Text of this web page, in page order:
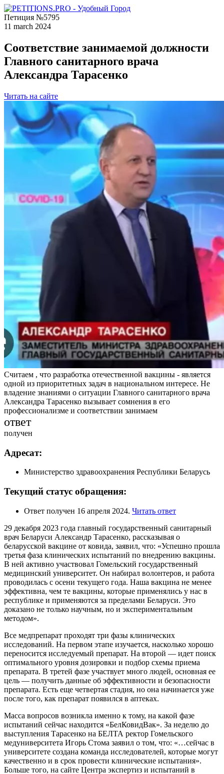
Петиция №5795
11 march 2024
Соответствие занимаемой должности
Главного санитарного врача
Александра Тарасенко
Читать на сайте
Считаем , что разработка отечественной вакцины - является
одной из приоритетных задач в национальном интересе. Не
владение знаниями о ситуации Главного санитарного врача
Александра Тарасенко вызывает сомнения в его
профессионализме и соответствии занимаем
ответ
получен
Адресат:
Министерство здравоохранения Республики Беларусь
Текущий статус обращения:
Ответ получен 16 апреля 2024. Читать ответ
29 декабря 2023 года главный государственный санитарный
врач Беларуси Александр Тарасенко, рассказывая о
беларусской вакцине от ковида, заявил, что: «Успешно прошла
третья фаза клинических испытаний по внедрению вакцины.
В ней активно участвовал Гомельский государственный
медицинский университет. Он набирал волонтеров, и работа
проводилась с осени текущего года. Наша вакцина не менее
эффективна, чем те вакцины, которые применялись у нас в
республике и применяются за пределами Беларуси. Это
доказано не только научным, но и экспериментальным
методом».
Все медпрепарат проходят три фазы клинических
исследований. На первом этапе изучается, насколько хорошо
переносится исследуемый препарат. На второй — идет поиск
оптимального уровня дозировки и подбор схемы приема
препарата. В третей фазе участвует много людей, основная ее
цель — получить данные об эффективности и безопасности
препарата. Есть еще четвертая стадия, но она начинается уже
после того, как препарат появился в аптеках.
Масса вопросов возникла именно к тому, на какой фазе
испытаний сейчас находится «БелКовидВак». За неделю до
выступления Тарасенко на БЕЛТА ректор Гомельского
медуниверситета Игорь Стома заявил о том, что: «…сейчас в
университете создана команда исследователей, которые могут
качественно и в срок провести клинические испытания».
Больше того, на сайте Центра экспертиз и испытаний в